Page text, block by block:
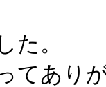
た。
てあり